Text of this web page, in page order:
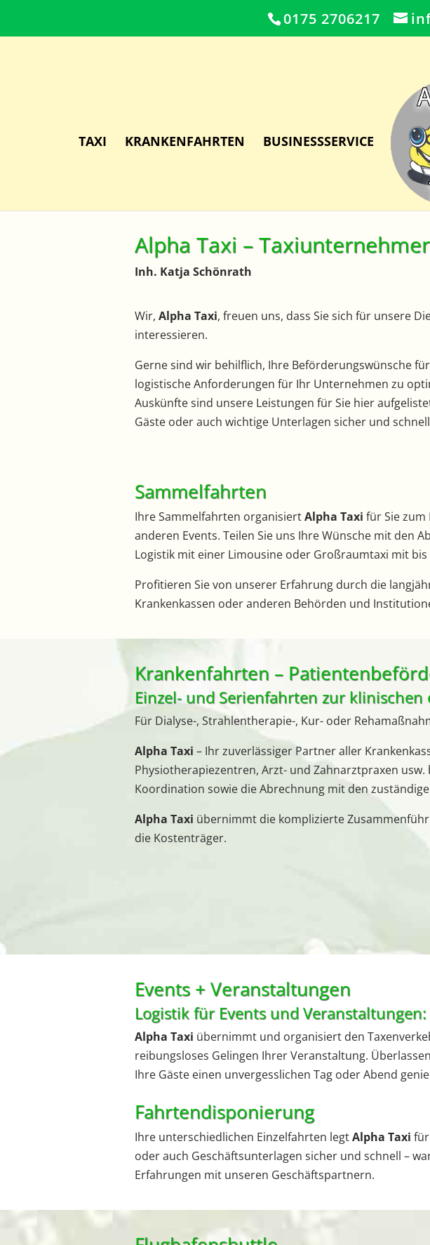
0175 2706217
TAXI KRANKENFAHRTEN BUSINESSSERVICE
Alpha Taxi –
Inh. Katja Schönrath
Wir, Alpha Taxi, freuen uns, dass Sie sich für unsere
interessieren.
Gerne sind wir behilflich, Ihre Beförderungswünsche
logistische Anforderungen für Ihr Unternehmen zu
Auskünfte sind unsere Leistungen für Sie hier
Gäste oder auch wichtige Unterlagen sicher und
Sammelfahrten
Ihre Sammelfahrten organisiertAlpha Taxi für Sie
anderen Events. Teilen Sie uns Ihre Wünsche mit den
Logistik mit einer Limousine oder Großraumtaxi mit bis
Profitieren Sie von unserer Erfahrung durch die
Krankenkassen oder anderen Behörden und
Krankenfahrten –
Einzel- und Serienfahrten zur
Für Dialyse-, Strahlentherapie-, Kur- oder
Alpha Taxi – Ihr zuverlässiger Partner aller
Physiotherapiezentren, Arzt- und Zahnarztpraxen
Koordination sowie die Abrechnung mit den
Alpha Taxi übernimmt die komplizierte
die Kostenträger.
Events + Veranstaltungen
Logistik für Events und Veranstaltungen:
Alpha Taxi übernimmt und organisiert den
reibungsloses Gelingen Ihrer Veranstaltung.
Ihre Gäste einen unvergesslichen Tag oder Abend
Fahrtendisponierung
Ihre unterschiedlichen Einzelfahrten legtAlpha Taxi
oder auch Geschäftsunterlagen sicher und schnell –
Erfahrungen mit unseren Geschäftspartnern.